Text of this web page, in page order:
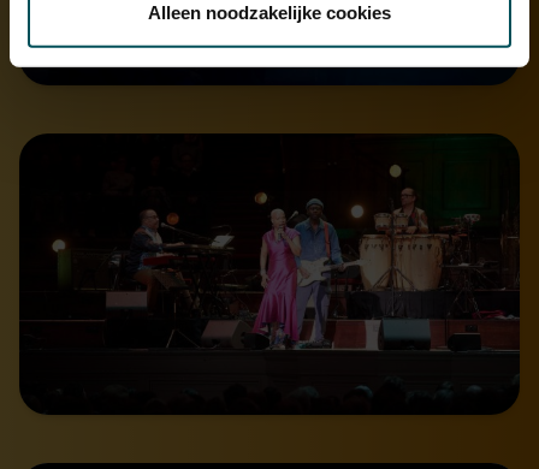
We werken samen met32 derdendie uw gegevens
Alleen noodzakelijke cookies